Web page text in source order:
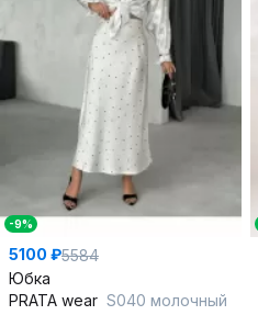
-9%
5100 ₽5584
Юбка
PRATA wear S040 молочный